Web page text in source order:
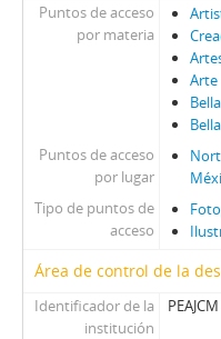
Puntos de acceso
por materia
Arte
Puntos de acceso
por lugar
Tipo de puntos de
acceso
Área de control de la
Identificador de la
institución
PEAJCM